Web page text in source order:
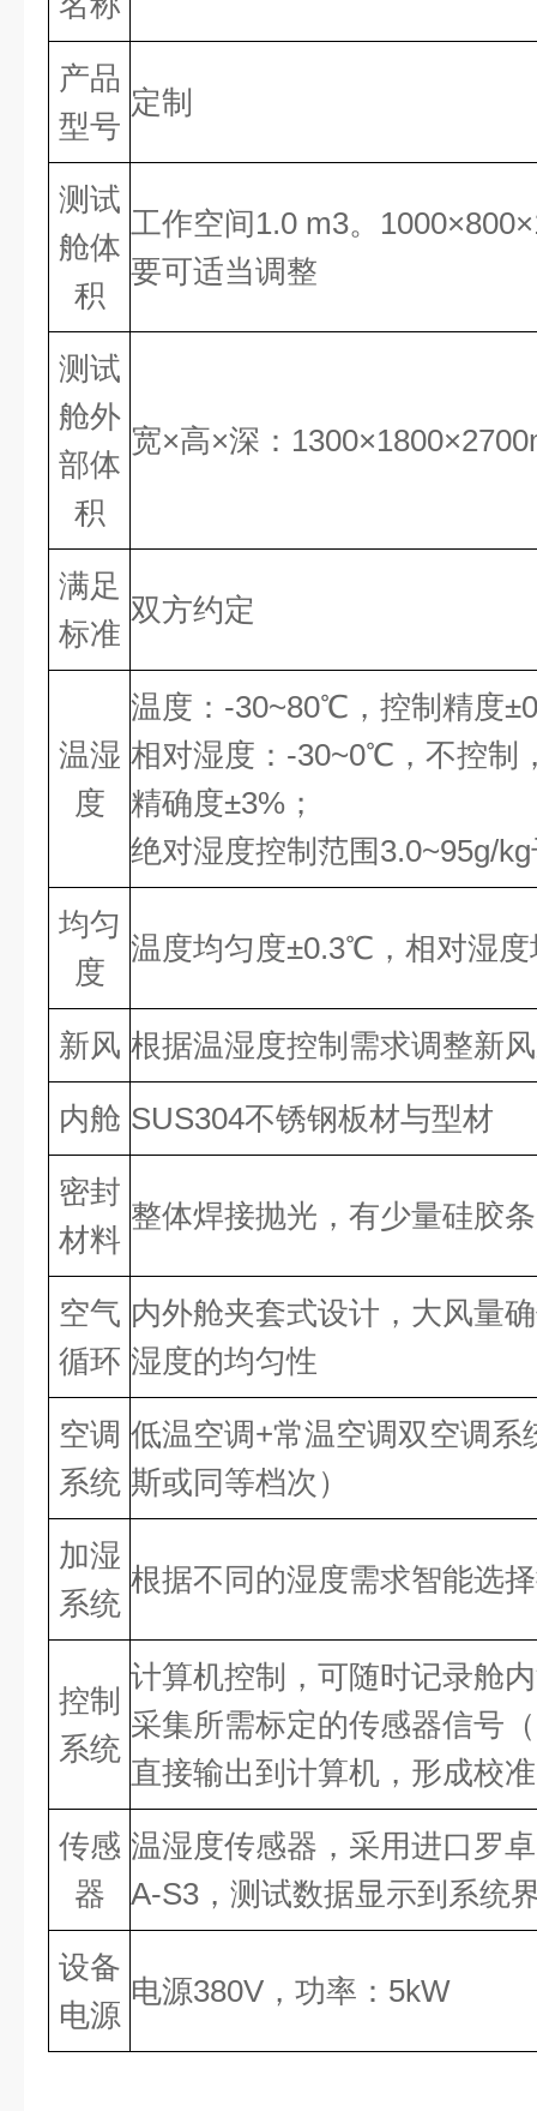
产品
型号
定制
测试
舱体
积
工作空间1.0 m3。
要可适当调整
测试
舱外
部体
积
宽×高×深：
满足
标准
双方约定
温湿
度
温度：-30~80℃，控制精度
相对湿度：-30~0℃，不控制
精确度±3%；
绝对湿度控制范围3.0~95g/
均匀
度
温度均匀度±0.3℃，相对湿度
新风 根据温湿度控制需求调整新
内舱 SUS304不锈钢板材与型材
密封
材料
整体焊接抛光，有少量硅胶条
空气
循环
内外舱夹套式设计，大风量
湿度的均匀性
空调
系统
低温空调+常温空调双空调系
斯或同等档次）
加湿
系统
根据不同的湿度需求智能选
控制
系统
计算机控制，可随时记录舱
采集所需标定的传感器信号
直接输出到计算机，形成校
传感
器
温湿度传感器，采用进口罗
A-S3，测试数据显示到系统
设备
电源
电源380V，功率：5kW